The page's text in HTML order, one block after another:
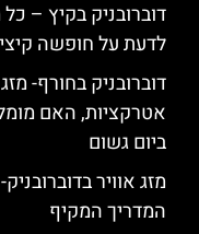
דוברובניק בקיץ –
לדעת על חופשה
דוברובניק בחורף-
אטרקציות, האם
ביום גשום
מזג אוויר
המדריך המקיף